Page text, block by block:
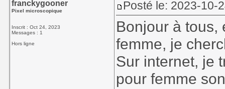
franckygooner
Pixel microscopique
Inscrit : Oct 24, 2023
Messages : 1
Hors ligne
Posté le: 2023-10-
Bonjour à tous,
femme, je
Sur internet, je
pour femme